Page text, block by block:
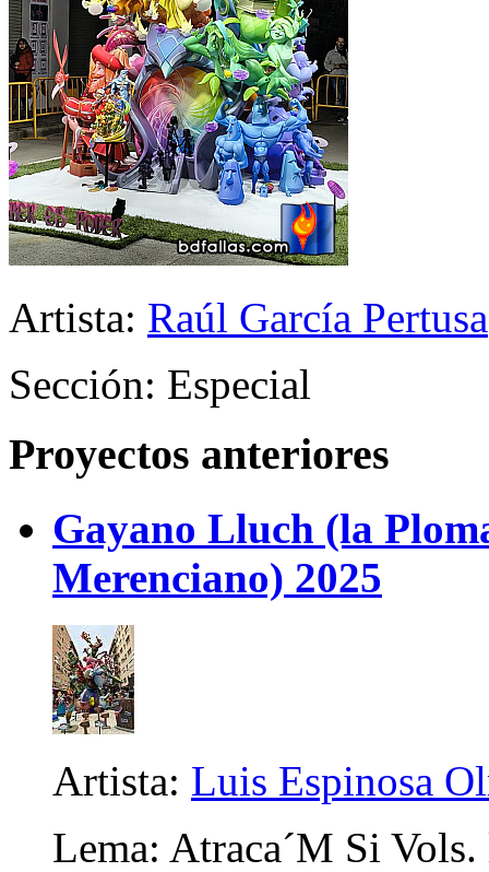
Artista: Raúl García Pertusa
Sección: Especial
Proyectos anteriores
Gayano Lluch (la
Merenciano) 2025
Artista: Luis Espinosa
Lema: Atraca´M Si